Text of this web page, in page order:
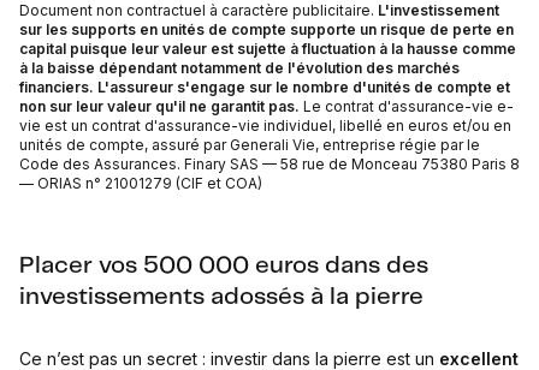
Document non contractuel à caractère publicitaire. L'investissement
sur les supports en unités de compte supporte un risque de perte en
capital puisque leur valeur est sujette à fluctuation à la hausse comme
à la baisse dépendant notamment de l'évolution des marchés
financiers. L'assureur s'engage sur le nombre d'unités de compte et
non sur leur valeur qu'il ne garantit pas. Le contrat d'assurance-vie e-
vie est un contrat d'assurance-vie individuel, libellé en euros et/ou en
unités de compte, assuré par Generali Vie, entreprise régie par le
Code des Assurances. Finary SAS — 58 rue de Monceau 75380 Paris 8
— ORIAS n° 21001279 (CIF et COA)
Placer vos 500 000 euros dans des
investissements adossés à la pierre
Ce n’est pas un secret : investir dans la pierre est un excellent